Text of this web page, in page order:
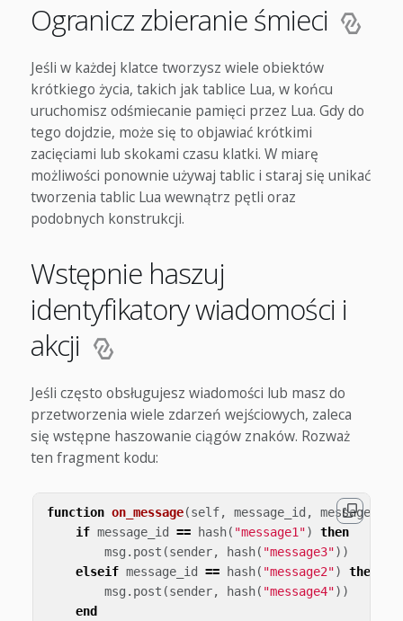
Ogranicz zbieranie śmieci
Jeśli w każdej klatce tworzysz wiele obiektów
krótkiego życia, takich jak tablice Lua, w końcu
uruchomisz odśmiecanie pamięci przez Lua. Gdy do
tego dojdzie, może się to objawiać krótkimi
zacięciami lub skokami czasu klatki. W miarę
możliwości ponownie używaj tablic i staraj się unikać
tworzenia tablic Lua wewnątrz pętli oraz
podobnych konstrukcji.
Wstępnie haszuj
identyfikatory wiadomości i
akcji
Jeśli często obsługujesz wiadomości lub masz do
przetworzenia wiele zdarzeń wejściowych, zaleca
się wstępne haszowanie ciągów znaków. Rozważ
ten fragment kodu:
function on_message(self, message_id , message
if message_id == hash( "message1")
then
msg . post (sender, hash( "message3"))
elseif message_id == hash( "message2")
then
msg . post (sender, hash( "message4"))
end